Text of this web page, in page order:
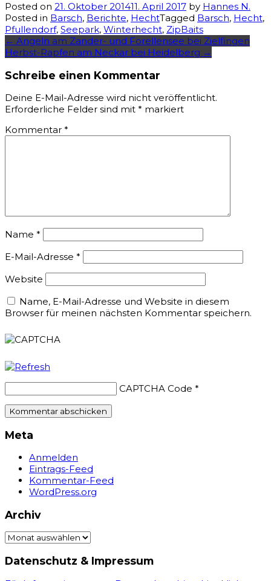
Posted on 21. Oktober 201411. April 2017 by Hannes N.
Posted in Barsch, Berichte, HechtTagged Barsch, Hecht,
Pfullendorf, Seepark, Winterhecht, ZipBaits
Post
navigation
← Angeln am Zander- und Forellensee bei Zielfingen
Herbst-Rapfen am Neckar bei Heidelberg →
Schreibe einen Kommentar
Deine E-Mail-Adresse wird nicht veröffentlicht.
Erforderliche Felder sind mit * markiert
Kommentar *
Name *
E-Mail-Adresse *
Website
Name, E-Mail-Adresse und Website in diesem
Browser für meinen nächsten Kommentar speichern.
CAPTCHA Code *
Meta
Anmelden
Eintrags-Feed
Kommentar-Feed
WordPress.org
Archiv
Archiv
Datenschutz & Impressum